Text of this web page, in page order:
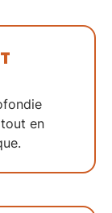
en
.